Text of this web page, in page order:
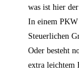
was ist hier
In einem PKW
Steuerlichen
Oder besteht
extra leichtem